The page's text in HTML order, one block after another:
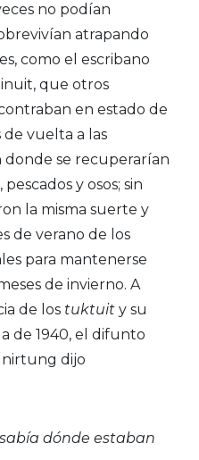
no podían
atrapando
como el escribano
que otros
en estado de
de vuelta a las
donde se recuperarían
y osos; sin
la misma suerte y
de verano de los
para mantenerse
de invierno. A
de los tuktuit y su
de 1940, el difunto
dijo
dónde estaban